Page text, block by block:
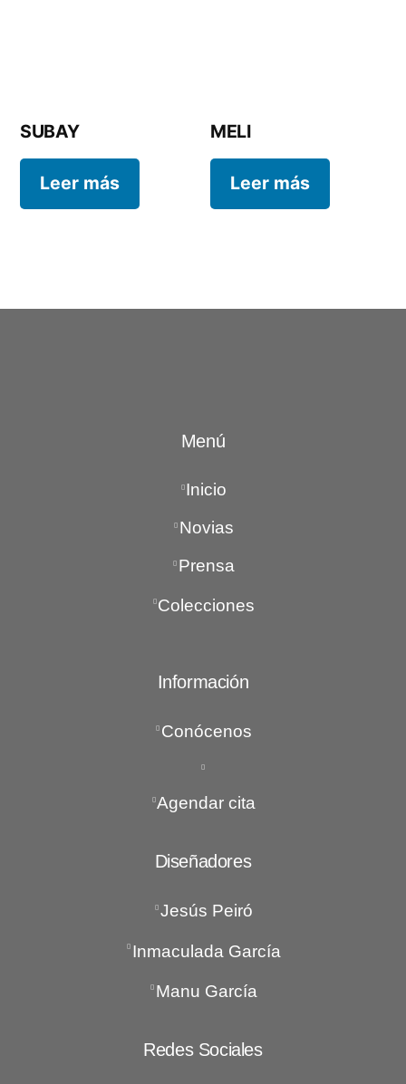
SUBAY
Leer más
MELI
Leer más
Menú
Inicio
Novias
Prensa
Colecciones
Información
Conócenos
Agendar cita
Diseñadores
Jesús Peiró
Inmaculada García
Manu García
Redes Sociales